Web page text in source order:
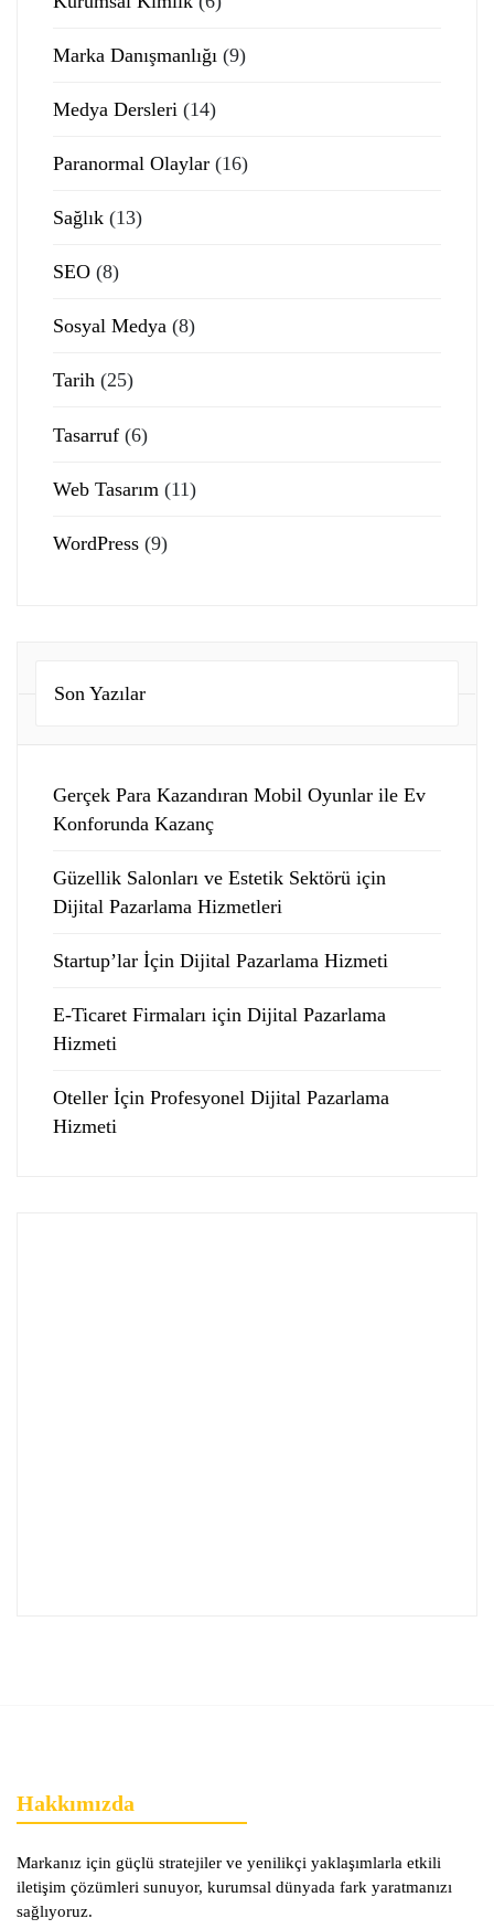
Marka Danışmanlığı (9)
Medya Dersleri (14)
Paranormal Olaylar (16)
Sağlık (13)
SEO (8)
Sosyal Medya (8)
Tarih (25)
Tasarruf (6)
Web Tasarım (11)
WordPress (9)
Son Yazılar
Gerçek Para Kazandıran Mobil Oyunlar ile Ev
Konforunda Kazanç
Güzellik Salonları ve Estetik Sektörü için
Dijital Pazarlama Hizmetleri
Startup’lar İçin Dijital Pazarlama Hizmeti
E-Ticaret Firmaları için Dijital Pazarlama
Hizmeti
Oteller İçin Profesyonel Dijital Pazarlama
Hizmeti
Hakkımızda
Markanız için güçlü stratejiler ve yenilikçi yaklaşımlarla etkili
iletişim çözümleri sunuyor, kurumsal dünyada fark yaratmanızı
sağlıyoruz.